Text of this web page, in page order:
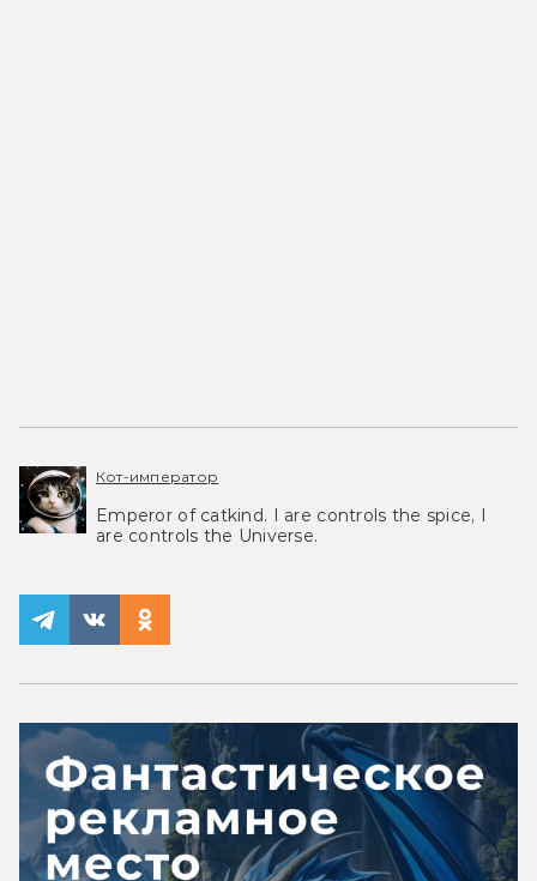
Кот-император
Emperor of catkind. I are controls the spice, I
are controls the Universe.